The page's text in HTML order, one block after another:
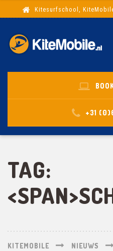
Kitesurfschool,
+31
TAG:
KITEMOBILE NIEUWS